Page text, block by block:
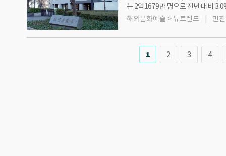
는 2억1679만 명으로 전년 대비
동기간 사업자 숫자는 1497개로
해외문화예술 > 뉴트렌드 민
1 2 3 4